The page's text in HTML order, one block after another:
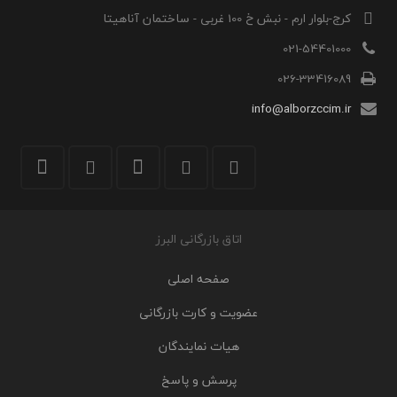
کرج-بلوار ارم - نبش خ 100 غربی - ساختمان آناهیتا
021-54401000
026-33416089
info@alborzccim.ir
اتاق بازرگانی البرز
صفحه اصلی
عضویت و کارت بازرگانی
هیات نمایندگان
پرسش و پاسخ